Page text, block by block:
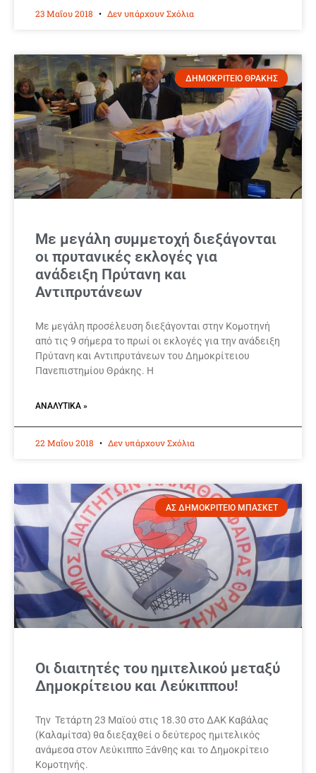
23 Μαΐου 2018 Δεν υπάρχουν Σχόλια
ΔΗΜΟΚΡΙΤΕΙΟ ΘΡΑΚΗΣ
Με μεγάλη συμμετοχή διεξάγονται
οι πρυτανικές εκλογές για
ανάδειξη Πρύτανη και
Αντιπρυτάνεων
Με μεγάλη προσέλευση διεξάγονται στην Κομοτηνή
από τις 9 σήμερα το πρωί οι εκλογές για την ανάδειξη
Πρύτανη και Αντιπρυτάνεων του Δημοκρίτειου
Πανεπιστημίου Θράκης. Η
ΑΝΑΛΥΤΙΚΆ »
22 Μαΐου 2018 Δεν υπάρχουν Σχόλια
ΑΣ ΔΗΜΟΚΡΙΤΕΙΟ ΜΠΑΣΚΕΤ
Οι διαιτητές του ημιτελικού μεταξύ
Δημοκρίτειου και Λεύκιππου!
Την Τετάρτη 23 Μαϊού στις 18.30 στο ΔΑΚ Καβάλας
(Καλαμίτσα) θα διεξαχθεί ο δεύτερος ημιτελικός
ανάμεσα στον Λεύκιππο Ξάνθης και το Δημοκρίτειο
Κομοτηνής.